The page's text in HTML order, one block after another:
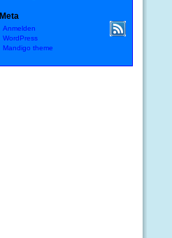
Meta
Anmelden
WordPress
Mandigo theme